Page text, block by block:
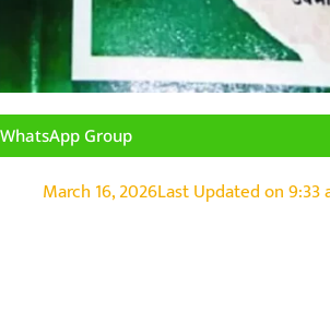
Group
March 16, 2026Last Updated on9:33